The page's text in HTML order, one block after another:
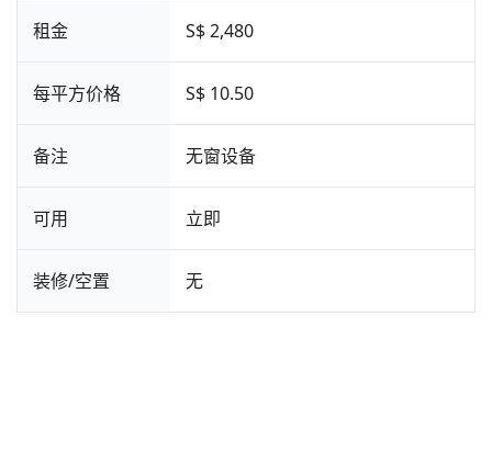
租金 S$ 2,480
每平方价格 S$ 10.50
备注 无窗设备
可用 立即
装修/空置 无